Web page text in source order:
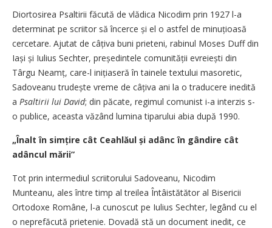
Diortosirea Psaltirii făcută de vlădica Nicodim prin 1927 l-a
determinat pe scriitor să încerce și el o astfel de minuțioasă
cercetare. Ajutat de câțiva buni prieteni, rabinul Moses Duff din
Iași și Iulius Sechter, pre­ședintele comunității evreiești din
Târgu Neamț, care-l ini­țiaseră în tainele textului masoretic,
Sadoveanu trudește vreme de câțiva ani la o traducere inedită
a Psaltirii lui David; din păcate, regimul comunist i-a interzis s-
o publice, aceasta văzând lumina tiparului abia după 1990.
„Înalt în simțire cât Ceahlăul și adânc în gândire cât
adâncul mării”
Tot prin intermediul scriitorului Sadoveanu, Nicodim
Munteanu, ales între timp al treilea Întâistătător al Bisericii
Ortodoxe Române, l-a cunoscut pe Iulius Sechter, legând cu el
o neprefăcută prietenie. Dovadă stă un document inedit, ce